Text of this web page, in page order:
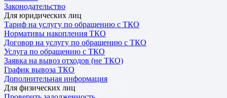
Законодательство
Для юридических лиц
Тариф на услугу по обращению с ТКО
Нормативы накопления ТКО
Договор на услугу по обращению с ТКО
Услуга по обращению с ТКО
Заявка на вывоз отходов (не ТКО)
График вывоза ТКО
Дополнительная информация
Для физических лиц